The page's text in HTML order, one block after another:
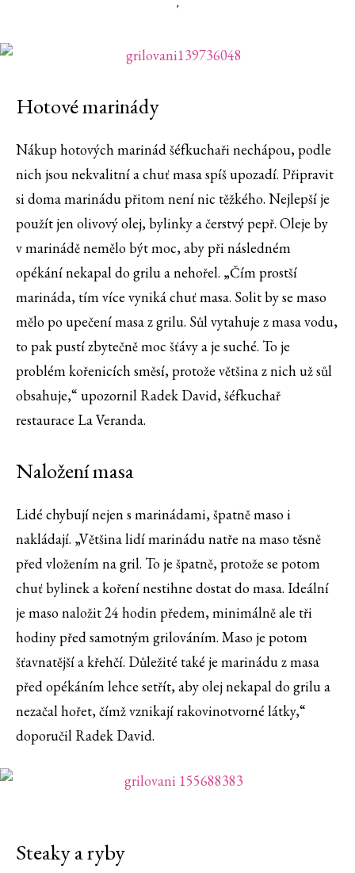
'
Hotové marinády
Nákup hotových marinád šéfkuchaři nechápou, podle
nich jsou nekvalitní a chuť masa spíš upozadí. Připravit
si doma marinádu přitom není nic těžkého. Nejlepší je
použít jen olivový olej, bylinky a čerstvý pepř. Oleje by
v marinádě nemělo být moc, aby při následném
opékání nekapal do grilu a nehořel. „Čím prostší
marináda, tím více vyniká chuť masa. Solit by se maso
mělo po upečení masa z grilu. Sůl vytahuje z masa vodu,
to pak pustí zbytečně moc šťávy a je suché. To je
problém kořenicích směsí, protože většina z nich už sůl
obsahuje,“ upozornil Radek David, šéfkuchař
restaurace La Veranda.
Naložení masa
Lidé chybují nejen s marinádami, špatně maso i
nakládají. „Většina lidí marinádu natře na maso těsně
před vložením na gril. To je špatně, protože se potom
chuť bylinek a koření nestihne dostat do masa. Ideální
je maso naložit 24 hodin předem, minimálně ale tři
hodiny před samotným grilováním. Maso je potom
šťavnatější a křehčí. Důležité také je marinádu z masa
před opékáním lehce setřít, aby olej nekapal do grilu a
nezačal hořet, čímž vznikají rakovinotvorné látky,“
doporučil Radek David.
Steaky a ryby